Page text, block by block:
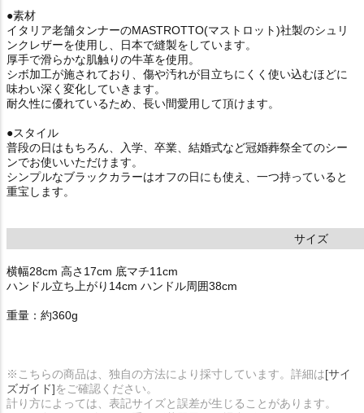
●素材
イタリア老舗タンナーのMASTROTTO(マストロット)社製のシュリ
ンクレザーを使用し、日本で縫製をしています。
厚手で滑らかな肌触りの牛革を使用。
シボ加工が施されており、傷や汚れが目立ちにくく使い込むほどに
味わい深く変化していきます。
耐久性に優れているため、長い間愛用して頂けます。
●スタイル
普段の日はもちろん、入学、卒業、結婚式など冠婚葬祭全てのシー
ンでお使いいただけます。
シンプルなブラックカラーはオフの日にも使え、一つ持っていると
重宝します。
サイズ
横幅28cm 高さ17cm 底マチ11cm
ハンドル立ち上がり14cm ハンドル周囲38cm
重量：約360g
※こちらの商品は、独自の方法により採寸しています。詳細は[サイ
ズガイド]をご確認ください。
計り方によっては、表記サイズと誤差が生じることがあります。